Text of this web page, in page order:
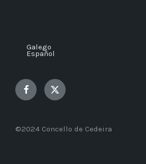
Galego
Español
Facebook Twitter
©2024 Concello de Cedeira